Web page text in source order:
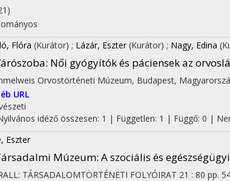
Flóra (Kurátor) ; Lázár, Eszter (Kurátor) ; Nagy, Edina
: Női gyógyítók és páciensek az
Orvostörténeti Múzeum, Budapest,
URL
idéző összesen: 1 | Független: 1 | Függő: 0 |
Eszter
Múzeum: A szociális és
TÁRSADALOMTÖRTÉNETI FOLYÓIRAT 21 : 80 pp.